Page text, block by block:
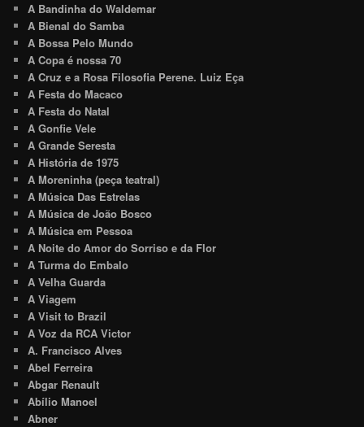
A Bandinha do Waldemar
A Bienal do Samba
A Bossa Pelo Mundo
A Copa é nossa 70
A Cruz e a Rosa Filosofia Perene. Luiz Eça
A Festa do Macaco
A Festa do Natal
A Gonfie Vele
A Grande Seresta
A História de 1975
A Moreninha (peça teatral)
A Música Das Estrelas
A Música de João Bosco
A Música em Pessoa
A Noite do Amor do Sorriso e da Flor
A Turma do Embalo
A Velha Guarda
A Viagem
A Visit to Brazil
A Voz da RCA Victor
A. Francisco Alves
Abel Ferreira
Abgar Renault
Abílio Manoel
Abner